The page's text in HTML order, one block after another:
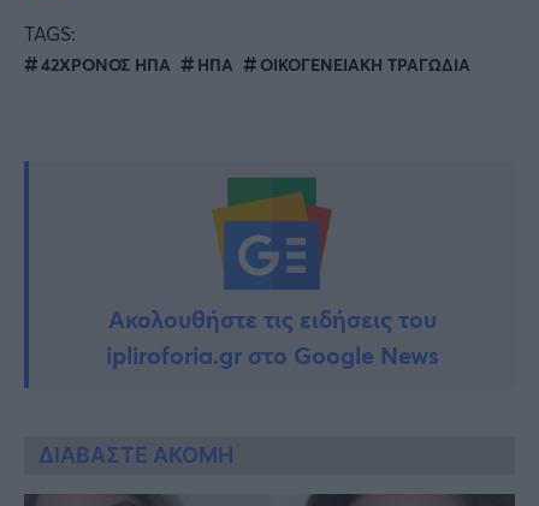
TAGS:
42ΧΡΟΝΟΣ ΗΠΑ ΗΠΑ ΟΙΚΟΓΕΝΕΙΑΚΗ ΤΡΑΓΩΔΙΑ
Ακολουθήστε τις ειδήσεις του
ipliroforia.gr στο Google News
ΔΙΑΒΑΣΤΕ ΑΚΟΜΗ